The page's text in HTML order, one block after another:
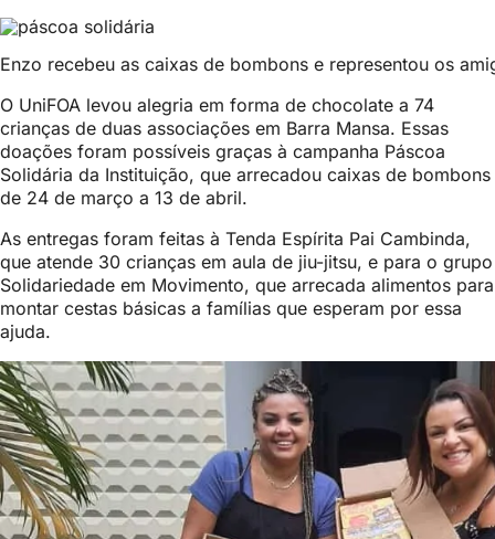
Enzo recebeu as caixas de bombons e representou os
O UniFOA levou alegria em forma de chocolate a 74
crianças de duas associações em Barra Mansa. Essas
doações foram possíveis graças à campanha Páscoa
Solidária da Instituição, que arrecadou caixas de bombons
de 24 de março a 13 de abril.
As entregas foram feitas à Tenda Espírita Pai Cambinda,
que atende 30 crianças em aula de jiu-jitsu, e para o grupo
Solidariedade em Movimento, que arrecada alimentos para
montar cestas básicas a famílias que esperam por essa
ajuda.